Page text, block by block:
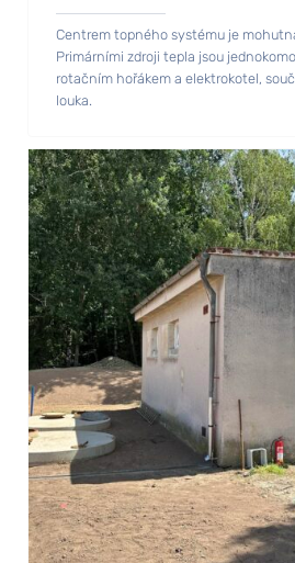
Centrem topného systému je
Primárními zdroji tepla jsou
rotačním hořákem a elektrokotel,
louka.